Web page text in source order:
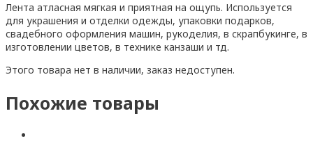
Лента атласная мягкая и приятная на ощупь. Используется
для украшения и отделки одежды, упаковки подарков,
свадебного оформления машин, рукоделия, в скрапбукинге, в
изготовлении цветов, в технике канзаши и тд.
Этого товара нет в наличии, заказ недоступен.
Похожие товары